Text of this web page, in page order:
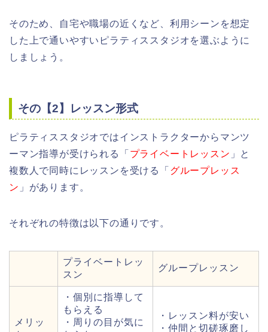
そのため、自宅や職場の近くなど、利用シーンを想定
した上で通いやすいピラティススタジオを選ぶように
しましょう。
その【2】レッスン形式
ピラティススタジオではインストラクターからマンツ
ーマン指導が受けられる「 プライベートレッスン 」と
複数人で同時にレッスンを受ける「 グループレッス
ン 」があります。
それぞれの特徴は以下の通りです。
プライベートレッ
スン
グループレッスン
メリッ
・個別に指導して
もらえる
・周りの目が気に
・レッスン料が安い
・仲間と切磋琢磨し